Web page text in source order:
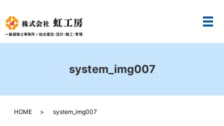
メ
system_img007
HOME system_img007